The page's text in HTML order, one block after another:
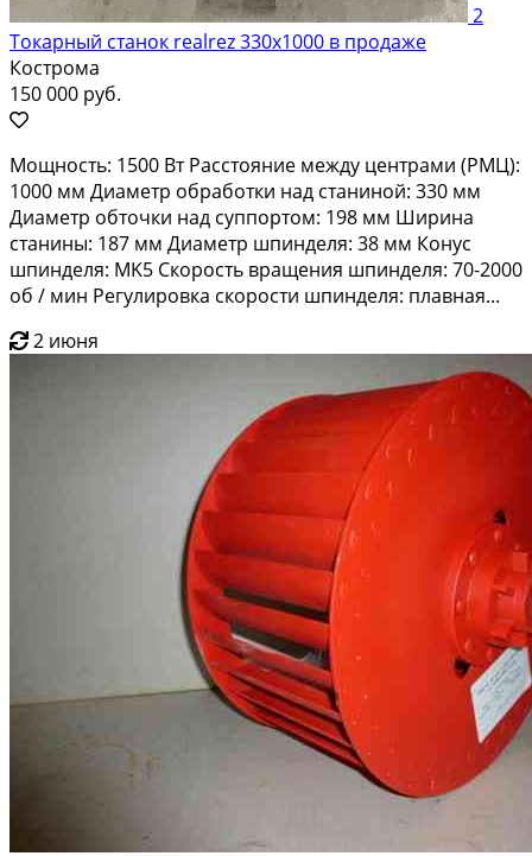
2
Токарный станок realrez 330x1000 в продаже
Кострома
150 000 руб.
Мощность: 1500 Вт Расстояние между центрами (РМЦ):
1000 мм Диаметр обработки над станиной: 330 мм
Диаметр обточки над суппортом: 198 мм Ширина
станины: 187 мм Диаметр шпинделя: 38 мм Конус
шпинделя: MK5 Скорость вращения шпинделя: 70-2000
об / мин Регулировка скорости шпинделя: плавная...
2 июня